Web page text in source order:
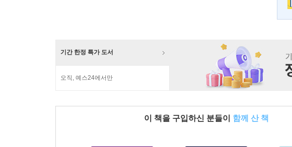
기간 한정 특가 도서
오직, 예스24에서만
이 책을 구입하신 분들이 함께 산 책